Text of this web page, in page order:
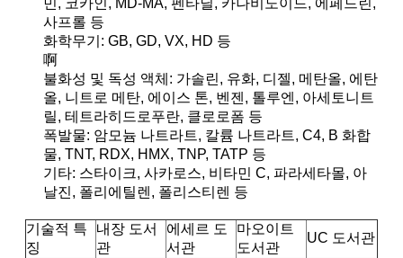
사프롤 등
화학무기: GB, GD, VX, HD 등
啊
불화성 및 독성 액체: 가솔린, 유화, 디젤, 메탄올, 에탄
올, 니트로 메탄, 에이스 톤, 벤젠, 톨루엔, 아세토니트
릴, 테트라히드로푸란, 클로로폼 등
폭발물: 암모늄 나트라트, 칼륨 나트라트, C4, B 화합
물, TNT, RDX, HMX, TNP, TATP 등
기타: 스타이크, 사카로스, 비타민 C, 파라세타몰, 아
날진, 폴리에틸렌, 폴리스티렌 등
기술적 특
징
내장 도서
관
에세르 도
서관
마오이트
도서관
UC 도서관